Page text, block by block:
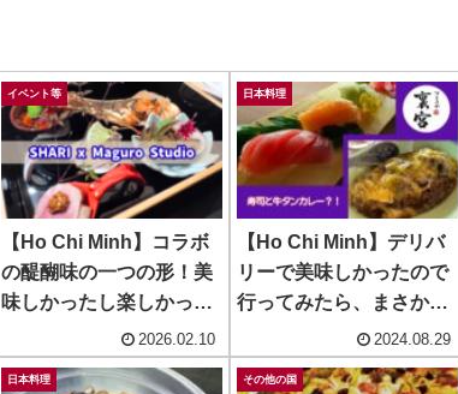
イベント等
【Ho Chi Minh】コラボ
の醍醐味の一つの形！美
味しかったし楽しかっ
た！ ~ SHARI SAIGON x
Maguro Studio
2026.02.10
日本料理
【Ho Chi Minh】デリバ
リーで美味しかったので
行ってみたら、まさかの
寿司と牛タン焼きカレ
ー！ ~ RIKYU
2024.08.29
日本料理 その他の国